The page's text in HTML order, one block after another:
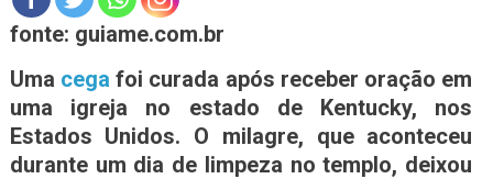
fonte: guiame.com.br
Uma cegafoi curada após receber oração em
uma igreja no estado de Kentucky, nos
Estados Unidos. O milagre, que aconteceu
durante um dia de limpeza no templo, deixou